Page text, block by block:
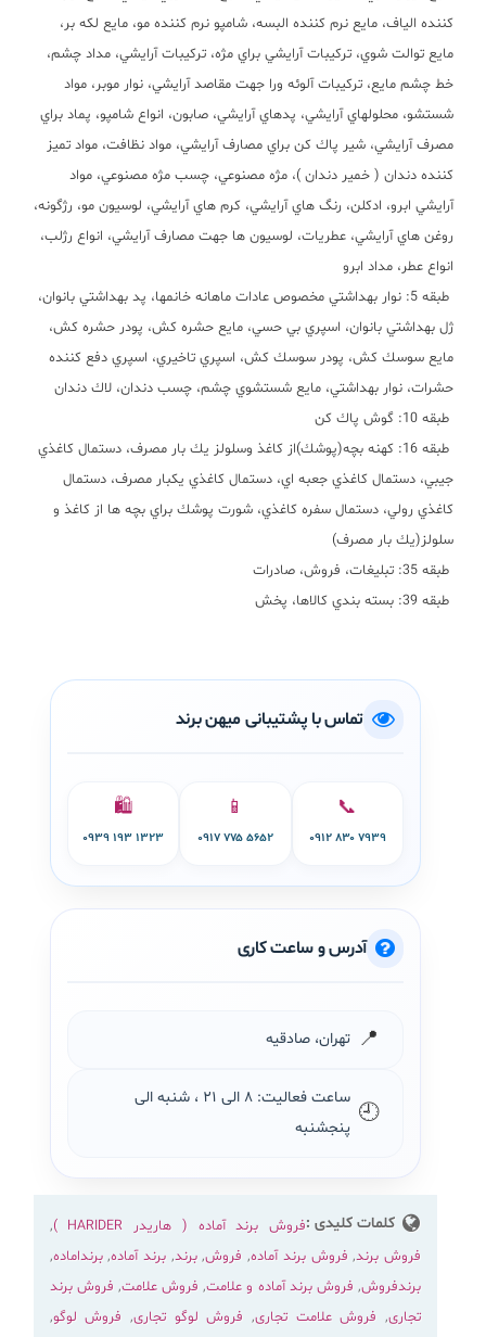
كننده الياف، مايع نرم كننده البسه، شامپو نرم كننده مو، مايع لكه بر،
مايع توالت شوي، تركيبات آرايشي براي مژه، تركيبات آرايشي، مداد چشم،
خط چشم مايع، تركيبات آلوئه ورا جهت مقاصد آرايشي، نوار موبر، مواد
شستشو، محلولهاي آرايشي، پدهاي آرايشي، صابون، انواع شامپو، پماد براي
مصرف آرايشي، شير پاك كن براي مصارف آرايشي، مواد نظافت، مواد تميز
كننده دندان ( خمير دندان )، مژه مصنوعي، چسب مژه مصنوعي، مواد
آرايشي ابرو، ادكلن، رنگ هاي آرايشي، كرم هاي آرايشي، لوسيون مو، رژگونه،
روغن هاي آرايشي، عطريات، لوسيون ها جهت مصارف آرايشي، انواع رژلب،
انواع عطر، مداد ابرو
طبقه 5: نوار بهداشتي مخصوص عادات ماهانه خانمها، پد بهداشتي بانوان،
ژل بهداشتي بانوان، اسپري بي حسي، مايع حشره كش، پودر حشره كش،
مايع سوسك كش، پودر سوسك كش، اسپري تاخيري، اسپري دفع كننده
حشرات، نوار بهداشتي، مايع شستشوي چشم، چسب دندان، لاك دندان
طبقه 10: گوش پاك كن
طبقه 16: كهنه بچه(پوشك)از كاغذ وسلولز يك بار مصرف، دستمال كاغذي
جيبي، دستمال كاغذي جعبه اي، دستمال كاغذي يكبار مصرف، دستمال
كاغذي رولي، دستمال سفره كاغذي، شورت پوشك براي بچه ها از كاغذ و
سلولز(يك بار مصرف)
طبقه 35: تبليغات، فروش، صادرات
طبقه 39: بسته بندي كالاها، پخش
تماس با پشتیبانی میهن برند
📞
۰۹۱۲ ۸۳۰ ۷۹۳۹
📱
۰۹۱۷ ۷۷۵ ۵۶۵۲
🛍️
۰۹۳۹ ۱۹۳ ۱۳۲۳
آدرس و ساعت کاری
📍 تهران، صادقیه
🕘
ساعت فعالیت: ۸ الی ۲۱ ، شنبه الی
پنجشنبه
کلمات کلیدی :فروش برند آماده ( هاريدر HARIDER )
,
فروش برند, فروش برند آماده, فروش,برند,برند آماده,برنداماده,
برندفروش, فروش برند آماده و علامت, فروش علامت, فروش برند
تجاری, فروش علامت تجاری, فروش لوگو تجاری, فروش لوگو,